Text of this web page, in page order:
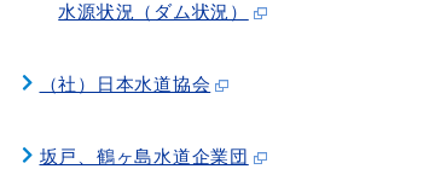
水源状況（ダム状況）
（社）日本水道協会
坂戸、鶴ヶ島水道企業団